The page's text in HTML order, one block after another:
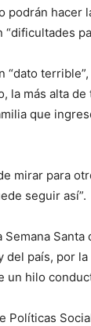
podrán hacer
la más alta
que
mirar para
seguir así”.
país, por
hilo